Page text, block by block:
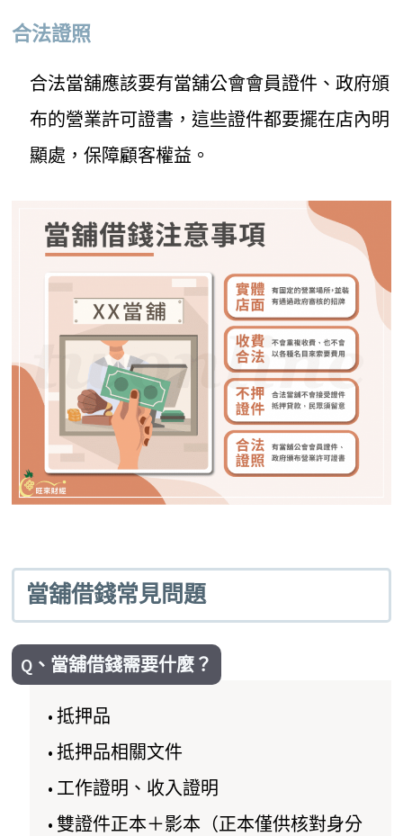
合法證照
合法當舖應該要有當舖公會會員證件、政府頒
布的營業許可證書，這些證件都要擺在店內明
顯處，保障顧客權益。
當舖借錢常見問題
Q、當舖借錢需要什麼？
• 抵押品
• 抵押品相關文件
• 工作證明、收入證明
• 雙證件正本＋影本（正本僅供核對身分